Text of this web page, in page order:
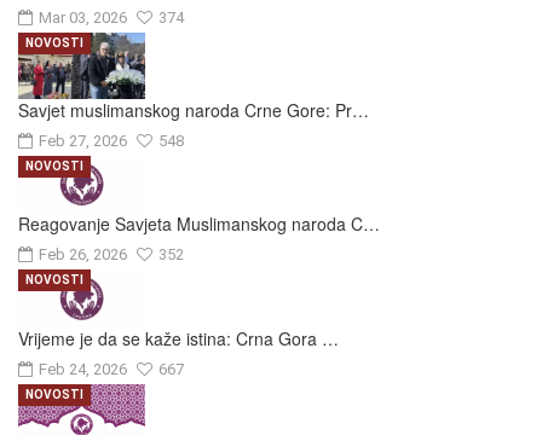
Mar 03, 2026 374
Savjet muslimanskog naroda Crne Gore: Pr…
Feb 27, 2026 548
NOVOSTI
Reagovanje Savjeta Muslimanskog naroda C…
Feb 26, 2026 352
NOVOSTI
Vrijeme je da se kaže istina: Crna Gora …
Feb 24, 2026 667
NOVOSTI
NOVOSTI